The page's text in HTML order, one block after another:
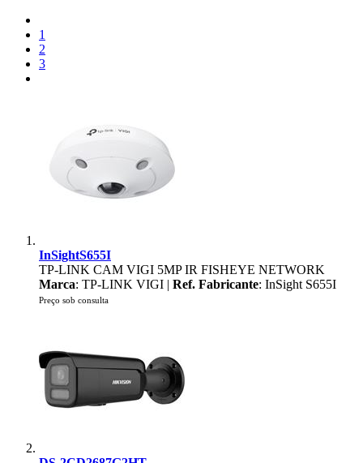
1
2
3
InSightS655I
TP-LINK CAM VIGI 5MP IR FISHEYE NETWORK
Marca: TP-LINK VIGI | Ref. Fabricante: InSight S655I
Preço sob consulta